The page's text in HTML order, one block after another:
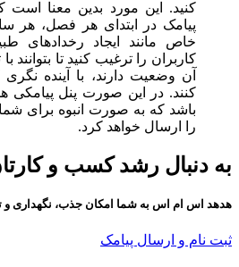
کنید. این مورد بدین معنا است
پیامک در ابتدای هر فصل، هر
خاص مانند ایجاد رخدادهای
کاربران را ترغیب کنید تا
آن وضعیت دارند، با آینده نگری
کنند. در این صورت پنل پیامکی
باشد که به صورت انبوه برای
را ارسال خواهد کرد.
به دنبال رشد کسب و
هدهد اس ام اس به شما امکان جذب، نگهداری و
ثبت نام و ارسال پیامک